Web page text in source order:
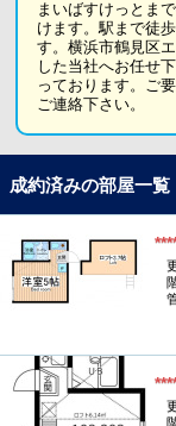
まいばすけっとま
けます。駅まで徒
す。横浜市鶴見区
した当社へお任せ
っております。ご
ご連絡下さい。
成約済みの部屋一覧